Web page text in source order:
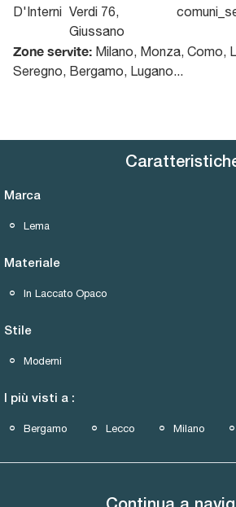
D'Interni Verdi 76,
Giussano
Zone servite: Milano, Monza, Como,
Seregno, Bergamo, Lugano...
Marca
Lema
Materiale
In Laccato Opaco
Stile
Moderni
I più visti a :
Bergamo Lecco Milano